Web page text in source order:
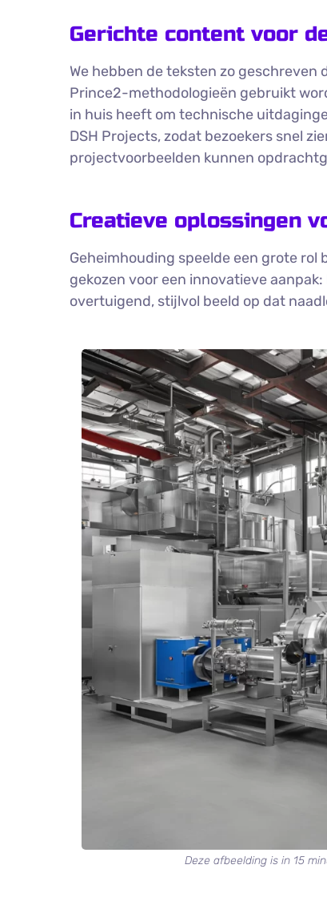
Gerichte content voor
We hebben de teksten zo
Prince2-methodologieën gebruikt
in huis heeft om technische
DSH Projects, zodat bezoekers snel
projectvoorbeelden kunnen
Creatieve oplossingen
Geheimhouding speelde een grote
gekozen voor een innovatieve
overtuigend, stijlvol beeld op dat
Deze afbeelding is in 15